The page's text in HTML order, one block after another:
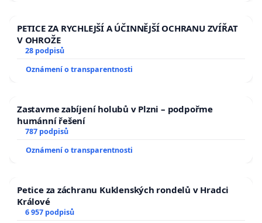
PETICE ZA RYCHLEJŠÍ A ÚČINNĚJŠÍ OCHRANU ZVÍŘAT
V OHROŽE
28 podpisů
Oznámení o transparentnosti
Zastavme zabíjení holubů v Plzni – podpořme
humánní řešení
787 podpisů
Oznámení o transparentnosti
Petice za záchranu Kuklenských rondelů v Hradci
Králové
6 957 podpisů